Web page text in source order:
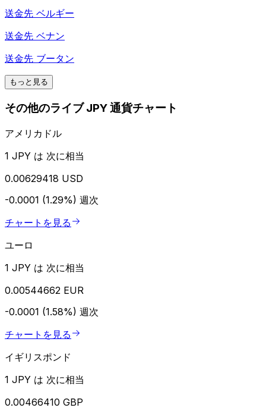
送金先 ベルギー
送金先 ベナン
送金先 ブータン
もっと見る
その他のライブ JPY 通貨チャート
アメリカドル
1 JPY は 次に相当
0.00629418 USD
-0.0001 (1.29%) 週次
チャートを見る
ユーロ
1 JPY は 次に相当
0.00544662 EUR
-0.0001 (1.58%) 週次
チャートを見る
イギリスポンド
1 JPY は 次に相当
0.00466410 GBP